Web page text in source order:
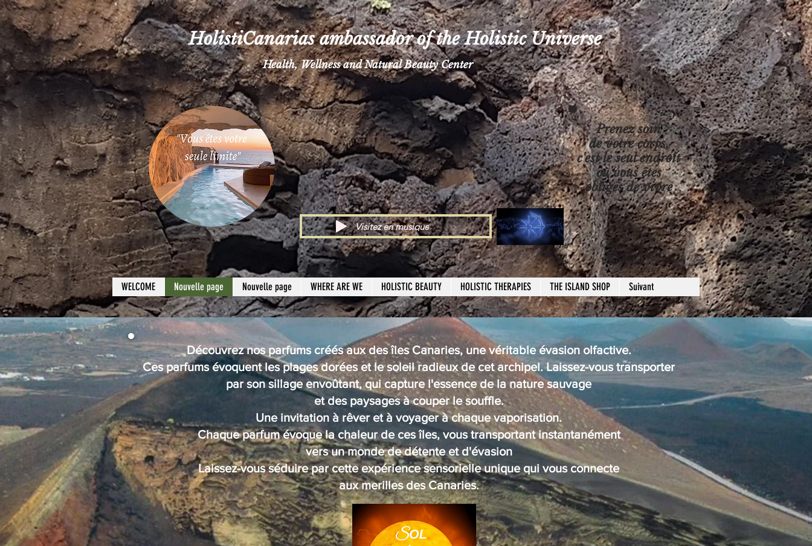
HolistiCanarias ambassador of the Holistic Universe
Health, Wellness and Natural Beauty Center
Visitez en musique
Prenez soin
de votre corps,
c'est le seul endroit
où vous êtes
obligés de vivre
WELCOME Nouvelle page Nouvelle page WHERE ARE WE HOLISTIC BEAUTY HOLISTIC THERAPIES THE ISLAND SHOP Suivant
Découvrez nos parfums créés aux des îles Canaries, une véritable évasion olfactive.
Ces parfums évoquent les plages dorées et le soleil radieux de cet archipel. Laissez-vous transporter
par son sillage envoûtant, qui capture l'essence de la nature sauvage
et des paysages à couper le souffle.
Une invitation à rêver et à voyager à chaque vaporisation.
Chaque parfum évoque la chaleur de ces îles, vous transportant instantanément
vers un monde de détente et d'évasion
Laissez-vous séduire par cette expérience sensorielle unique qui vous connecte
aux merilles des Canaries.